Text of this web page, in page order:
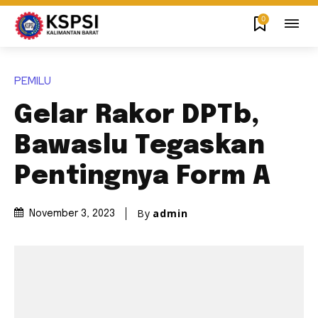
0
PEMILU
Gelar Rakor DPTb,
Bawaslu Tegaskan
Pentingnya Form A
November 3, 2023 By admin